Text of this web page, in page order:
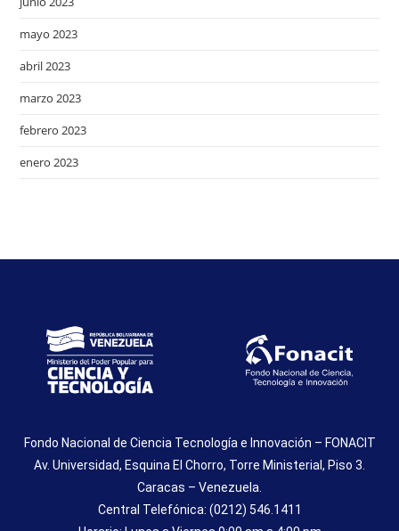
mayo 2023
abril 2023
marzo 2023
febrero 2023
enero 2023
Fondo Nacional de Ciencia Tecnología e Innovación – FONACIT
Av. Universidad, Esquina El Chorro, Torre Ministerial, Piso 3.
Caracas – Venezuela.
Central Telefónica: (0212) 546.1411